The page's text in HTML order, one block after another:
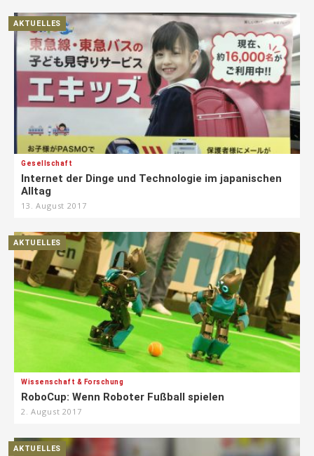
AKTUELLES
Gesellschaft
Internet der Dinge und Technologie im japanischen
Alltag
13. August 2017
AKTUELLES
Wissenschaft & Forschung
RoboCup: Wenn Roboter Fußball spielen
2. August 2017
AKTUELLES